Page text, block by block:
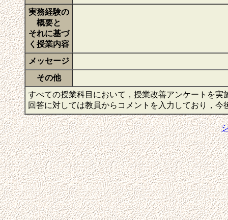
実務経験の
概要と
それに基づ
く授業内容
メッセージ
その他
すべての授業科目において，授業改善アンケートを
回答に対しては教員からコメントを入力しており，